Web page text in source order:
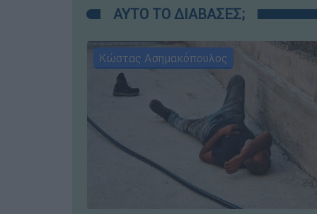
ΑΥΤΟ ΤΟ ΔΙΑΒΑΣΕΣ;
Κώστας Ασημακόπουλος